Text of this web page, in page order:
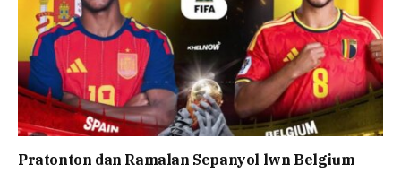
Pratonton dan Ramalan Sepanyol lwn Belgium